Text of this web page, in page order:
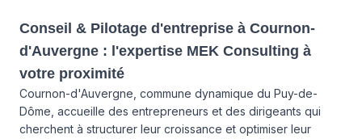
Conseil & Pilotage d'entreprise à Cournon-
d'Auvergne : l'expertise MEK Consulting à
votre proximité
Cournon-d'Auvergne, commune dynamique du Puy-de-
Dôme, accueille des entrepreneurs et des dirigeants qui
cherchent à structurer leur croissance et optimiser leur